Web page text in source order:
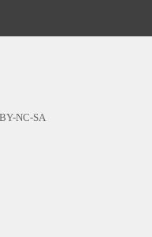
NC-SA